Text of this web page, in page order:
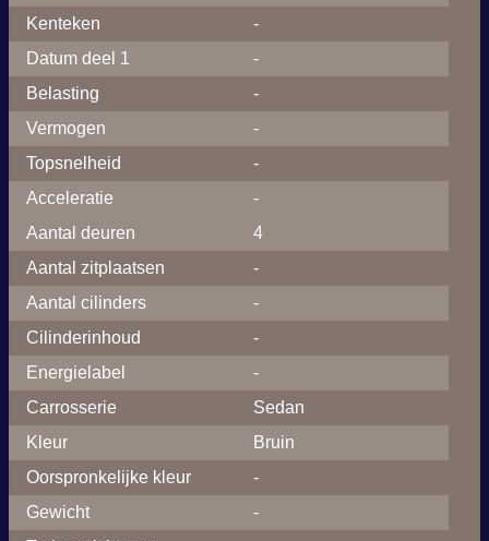
Kenteken
-
Datum deel 1
-
Belasting
-
Vermogen
-
Topsnelheid
-
Acceleratie
-
Aantal deuren
4
Aantal zitplaatsen
-
Aantal cilinders
-
Cilinderinhoud
-
Energielabel
-
Carrosserie
Sedan
Kleur
Bruin
Oorspronkelijke kleur
-
Gewicht
-